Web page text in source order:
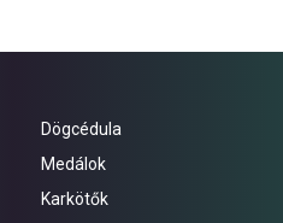
Dögcédula
Medálok
Karkötők